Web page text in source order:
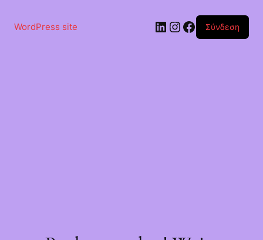
περιεχόμενο
WordPress site Linkedin
Instagram
Facebook
Σύνδεση